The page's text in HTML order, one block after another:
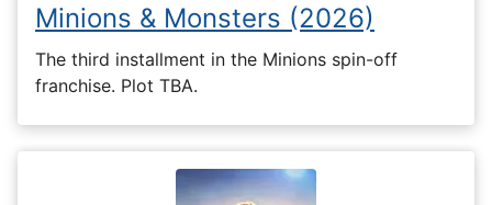
Minions & Monsters (2026)
The third installment in the Minions spin-off
franchise. Plot TBA.